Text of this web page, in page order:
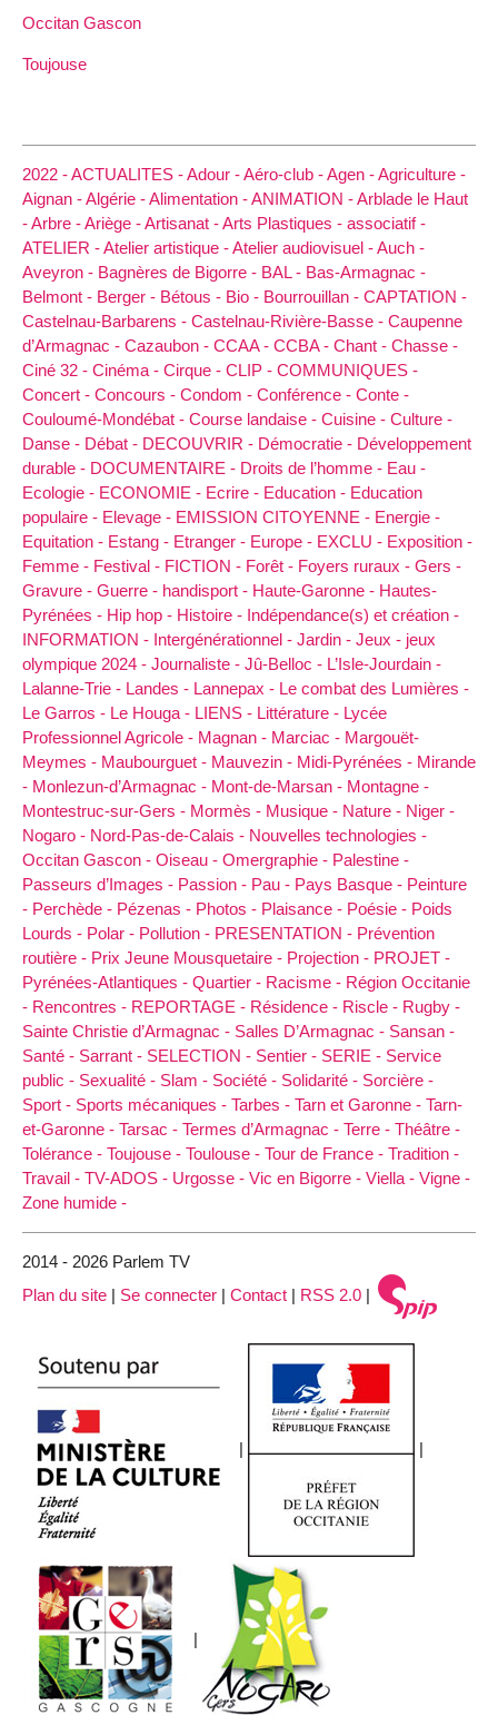
Occitan Gascon
Toujouse
2022 -ACTUALITES -Adour -Aéro-club -Agen -Agriculture -
Aignan -Algérie -Alimentation -ANIMATION -Arblade le Haut
-Arbre -Ariège -Artisanat -Arts Plastiques - associatif -
ATELIER -Atelier artistique -Atelier audiovisuel -Auch -
Aveyron - Bagnères de Bigorre - BAL - Bas-Armagnac -
Belmont - Berger - Bétous - Bio - Bourrouillan - CAPTATION -
Castelnau-Barbarens - Castelnau-Rivière-Basse - Caupenne
d’Armagnac - Cazaubon - CCAA - CCBA - Chant - Chasse -
Ciné 32 - Cinéma - Cirque - CLIP - COMMUNIQUES -
Concert - Concours - Condom - Conférence - Conte -
Couloumé-Mondébat - Course landaise - Cuisine - Culture -
Danse - Débat - DECOUVRIR - Démocratie - Développement
durable - DOCUMENTAIRE - Droits de l’homme - Eau -
Ecologie - ECONOMIE - Ecrire - Education - Education
populaire - Elevage - EMISSION CITOYENNE - Energie -
Equitation - Estang - Etranger - Europe - EXCLU - Exposition -
Femme - Festival - FICTION - Forêt - Foyers ruraux - Gers -
Gravure - Guerre - handisport - Haute-Garonne - Hautes-
Pyrénées - Hip hop - Histoire - Indépendance(s) et création -
INFORMATION - Intergénérationnel - Jardin - Jeux - jeux
olympique 2024 - Journaliste - Jû-Belloc - L’Isle-Jourdain -
Lalanne-Trie - Landes - Lannepax - Le combat des Lumières -
Le Garros - Le Houga - LIENS - Littérature - Lycée
Professionnel Agricole - Magnan - Marciac - Margouët-
Meymes - Maubourguet - Mauvezin - Midi-Pyrénées - Mirande
- Monlezun-d’Armagnac - Mont-de-Marsan - Montagne -
Montestruc-sur-Gers - Mormès - Musique - Nature - Niger -
Nogaro - Nord-Pas-de-Calais - Nouvelles technologies -
Occitan Gascon - Oiseau - Omergraphie - Palestine -
Passeurs d’Images - Passion - Pau - Pays Basque - Peinture
- Perchède - Pézenas - Photos - Plaisance - Poésie - Poids
Lourds - Polar - Pollution - PRESENTATION - Prévention
routière - Prix Jeune Mousquetaire - Projection - PROJET -
Pyrénées-Atlantiques - Quartier - Racisme - Région Occitanie
- Rencontres - REPORTAGE - Résidence - Riscle - Rugby -
Sainte Christie d’Armagnac - Salles D’Armagnac - Sansan -
Santé - Sarrant - SELECTION - Sentier - SERIE - Service
public - Sexualité - Slam - Société - Solidarité - Sorcière -
Sport - Sports mécaniques - Tarbes - Tarn et Garonne - Tarn-
et-Garonne - Tarsac - Termes d’Armagnac - Terre - Théâtre -
Tolérance - Toujouse - Toulouse - Tour de France - Tradition -
Travail - TV-ADOS - Urgosse - Vic en Bigorre - Viella - Vigne -
Zone humide -
2014 - 2026 Parlem TV
Plan du site | Se connecter | Contact | RSS 2.0 |
| |
|